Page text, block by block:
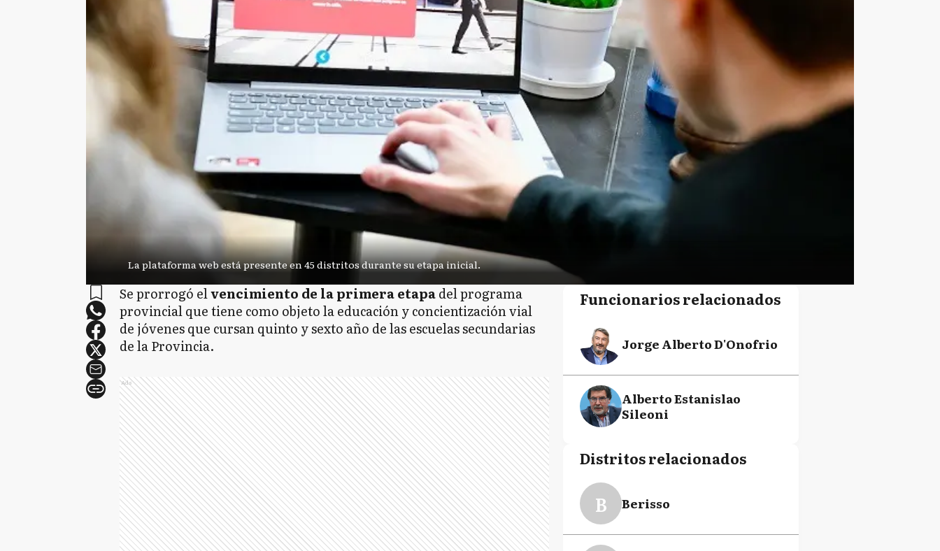
La plataforma web está presente en 45 distritos durante su etapa inicial.
Se prorrogó elvencimiento de la primera etapadel programa
provincial que tiene como objeto la educación y concientización vial
de jóvenes que cursan quinto y sexto año de las escuelas secundarias
de la Provincia.
Ads
Funcionarios relacionados
Jorge Alberto D'Onofrio
Alberto Estanislao
Sileoni
Distritos relacionados
B Berisso